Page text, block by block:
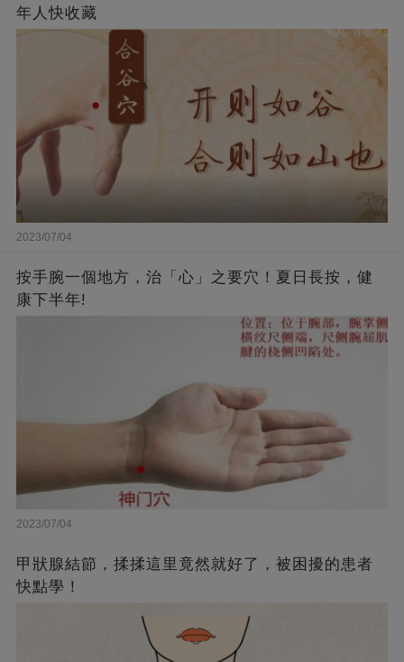
年人快收藏
2023/07/04
按手腕一個地方，治「心」之要穴！夏日長按，健
康下半年!
2023/07/04
甲狀腺結節，揉揉這里竟然就好了，被困擾的患者
快點學！